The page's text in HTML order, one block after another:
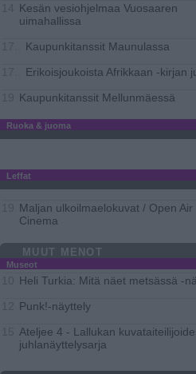
Kesän vesiohjelmaa Vuosaaren
uimahallissa
Kaupunkitanssit Maunulassa
Erikoisjoukoista Afrikkaan -kirjan
Kaupunkitanssit Mellunmäessä
Ruoka & juoma
Leffat
Maljan ulkoilmaelokuvat / Open Air
Cinema
MUUT MENOT
Museot
Heli Turkia: Mitä näet metsässä -
Punk!-näyttely
Ateljee 4 - Lallukan
juhlanäyttelysarja